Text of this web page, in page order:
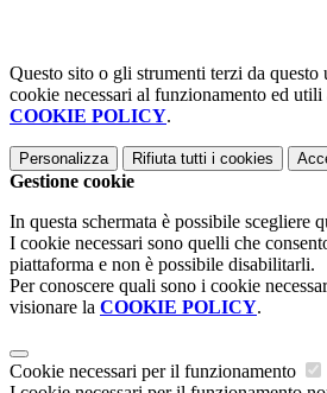
Questo sito o gli strumenti terzi da
cookie necessari al funzionamento ed
COOKIE POLICY.
Personalizza Rifiuta tutti i cookies
Gestione cookie
In questa schermata è possibile scegliere
I cookie necessari sono quelli che
piattaforma e non è possibile disabilitarli.
Per conoscere quali sono i cookie
visionare la COOKIE POLICY.
Cookie necessari per il funzionamento